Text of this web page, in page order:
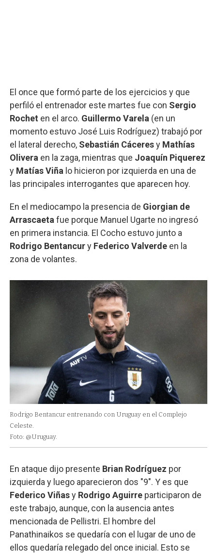
El once que formó parte de los ejercicios y que
perfiló el entrenador este martes fue con Sergio
Rochet en el arco. Guillermo Varela (en un
momento estuvo José Luis Rodríguez) trabajó por
el lateral derecho, Sebastián Cáceresy Mathías
Olivera en la zaga, mientras que Joaquín Piquerez
y Matías Viña lo hicieron por izquierda en una de
las principales interrogantes que aparecen hoy.
En el mediocampo la presencia de Giorgian de
Arrascaeta fue porque Manuel Ugarte no ingresó
en primera instancia. El Cocho estuvo junto a
Rodrigo Bentancury Federico Valverde en la
zona de volantes.
Rodrigo Bentancur entrenando con Uruguay en el Complejo
Celeste.
Foto: @Uruguay.
En ataque dijo presente Brian Rodríguez por
izquierda y luego aparecieron dos "9". Y es que
Federico Viñasy Rodrigo Aguirre participaron de
este trabajo, aunque, con la ausencia antes
mencionada de Pellistri. El hombre del
Panathinaikos se quedaría con el lugar de uno de
ellos quedaría relegado del once inicial. Esto se